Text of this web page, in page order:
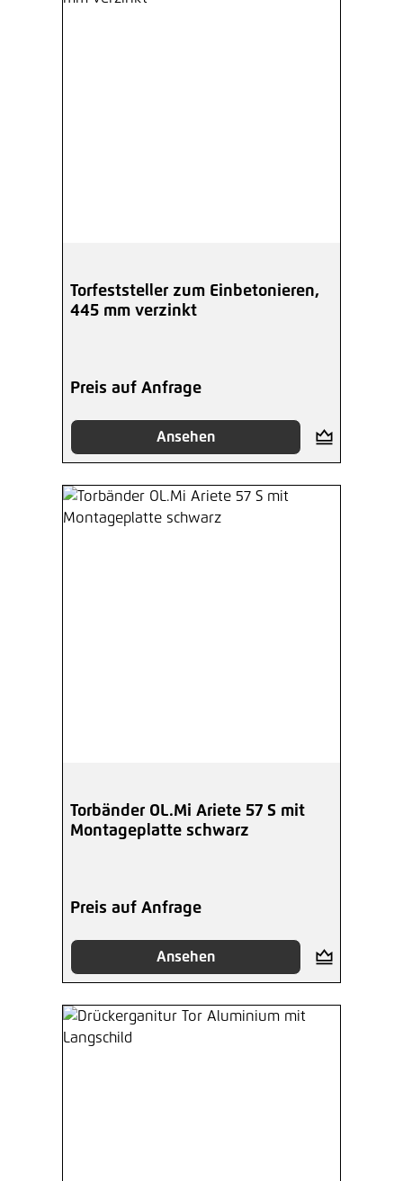
Torfeststeller zum Einbetonieren,
445 mm verzinkt
Preis auf Anfrage
Ansehen
Torbänder OL.Mi Ariete 57 S mit
Montageplatte schwarz
Preis auf Anfrage
Ansehen